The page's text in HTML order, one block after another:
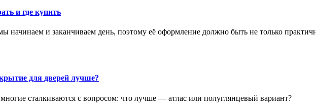
и где купить
начинаем и заканчиваем день, поэтому её оформление должно быть не только
для дверей лучше?
сталкиваются с вопросом: что лучше — атлас или полуглянцевый вариант?